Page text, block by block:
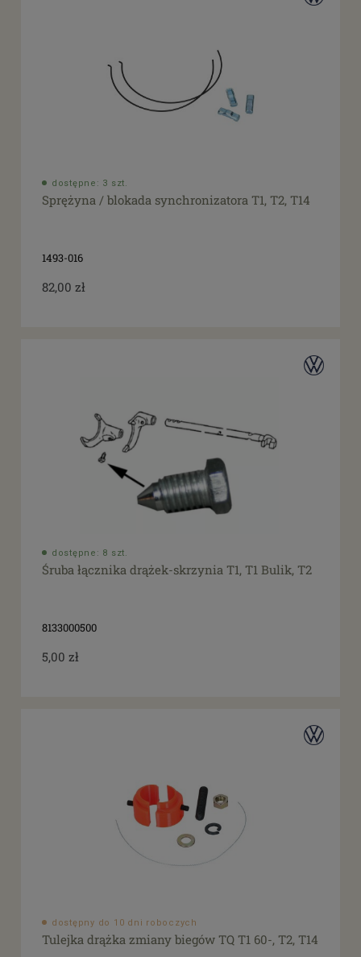
dostępne: 3 szt.
Sprężyna / blokada synchronizatora T1, T2, T14
1493-016
82,00 zł
dostępne: 8 szt.
Śruba łącznika drążek-skrzynia T1, T1 Bulik, T2
8133000500
5,00 zł
dostępny do 10 dni roboczych
Tulejka drążka zmiany biegów TQ T1 60-, T2, T14